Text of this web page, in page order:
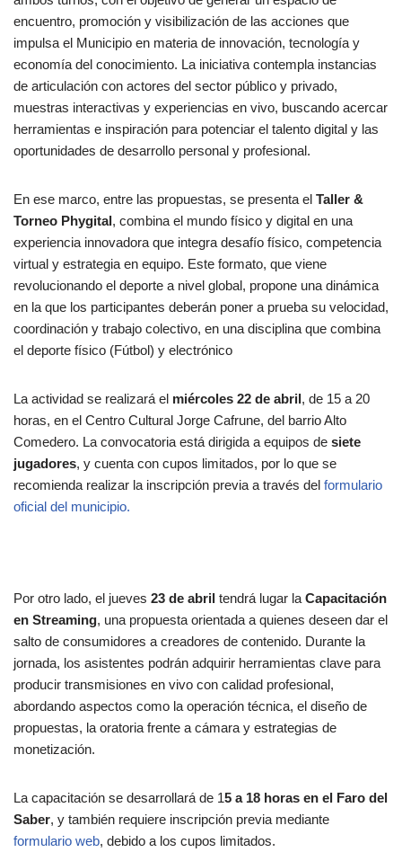
encuentro, promoción y visibilización de las acciones que
impulsa el Municipio en materia de innovación, tecnología y
economía del conocimiento. La iniciativa contempla instancias
de articulación con actores del sector público y privado,
muestras interactivas y experiencias en vivo, buscando acercar
herramientas e inspiración para potenciar el talento digital y las
oportunidades de desarrollo personal y profesional.
En ese marco, entre las propuestas, se presenta el Taller &
Torneo Phygital, combina el mundo físico y digital en una
experiencia innovadora que integra desafío físico, competencia
virtual y estrategia en equipo. Este formato, que viene
revolucionando el deporte a nivel global, propone una dinámica
en la que los participantes deberán poner a prueba su velocidad,
coordinación y trabajo colectivo, en una disciplina que combina
el deporte físico (Fútbol) y electrónico
La actividad se realizará el miércoles 22 de abril, de 15 a 20
horas, en el Centro Cultural Jorge Cafrune, del barrio Alto
Comedero. La convocatoria está dirigida a equipos de siete
jugadores, y cuenta con cupos limitados, por lo que se
recomienda realizar la inscripción previa a través del formulario
oficial del municipio.
Por otro lado, el jueves 23 de abril tendrá lugar la Capacitación
en Streaming, una propuesta orientada a quienes deseen dar el
salto de consumidores a creadores de contenido. Durante la
jornada, los asistentes podrán adquirir herramientas clave para
producir transmisiones en vivo con calidad profesional,
abordando aspectos como la operación técnica, el diseño de
propuestas, la oratoria frente a cámara y estrategias de
monetización.
La capacitación se desarrollará de 15 a 18 horas en el Faro del
Saber, y también requiere inscripción previa mediante
formulario web, debido a los cupos limitados.